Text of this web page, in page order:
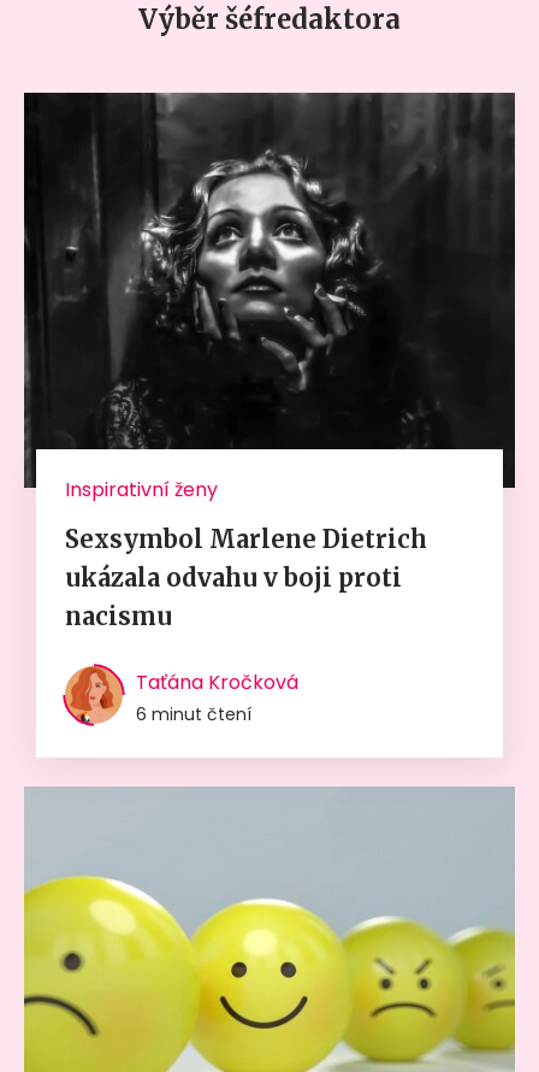
Výběr šéfredaktora
Inspirativní ženy
Sexsymbol Marlene Dietrich
ukázala odvahu v boji proti
nacismu
Taťána Kročková
6 minut čtení